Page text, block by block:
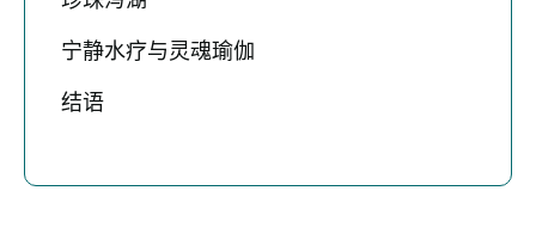
宁静水疗与灵魂瑜伽
结语